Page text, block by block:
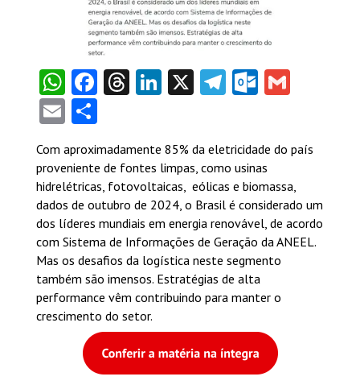
WhatsApp
Facebook
Threads
LinkedIn
X TelegramGmail
EmailShare
Com aproximadamente 85% da eletricidade do país
proveniente de fontes limpas, como usinas
hidrelétricas, fotovoltaicas, eólicas e biomassa,
dados de outubro de 2024, o Brasil é considerado um
dos líderes mundiais em energia renovável, de acordo
com Sistema de Informações de Geração da ANEEL.
Mas os desafios da logística neste segmento
também são imensos. Estratégias de alta
performance vêm contribuindo para manter o
crescimento do setor.